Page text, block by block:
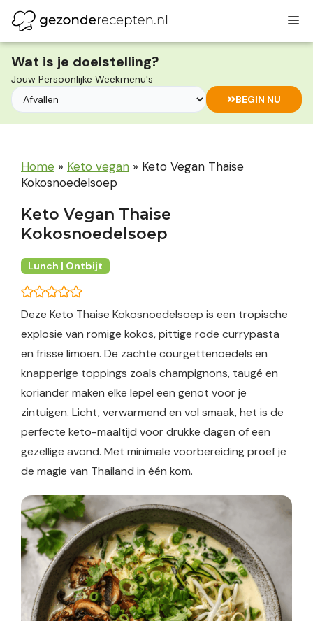
naar
de
inhoud
Wat is je doelstelling?
Jouw Persoonlijke Weekmenu's
BEGIN NU
Home » Keto vegan » Keto Vegan Thaise
Kokosnoedelsoep
Keto Vegan Thaise
Kokosnoedelsoep
Lunch | Ontbijt
Deze Keto Thaise Kokosnoedelsoep is een tropische
explosie van romige kokos, pittige rode currypasta
en frisse limoen. De zachte courgettenoedels en
knapperige toppings zoals champignons, taugé en
koriander maken elke lepel een genot voor je
zintuigen. Licht, verwarmend en vol smaak, het is de
perfecte keto-maaltijd voor drukke dagen of een
gezellige avond. Met minimale voorbereiding proef je
de magie van Thailand in één kom.